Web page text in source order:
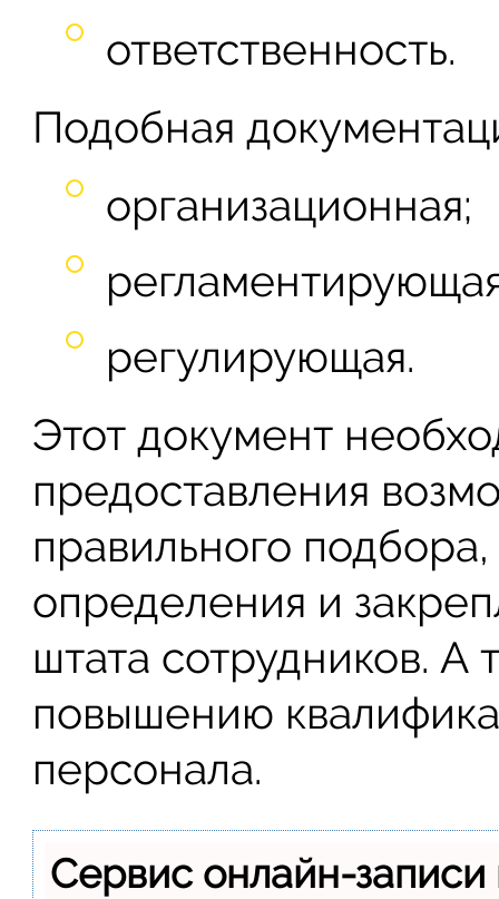
ответственность.
Подобная
организационная;
регулирующая.
Этот документ
предоставления
правильного подбора,
определения и
штата сотрудников. А
повышению
персонала.
Сервис онлайн-